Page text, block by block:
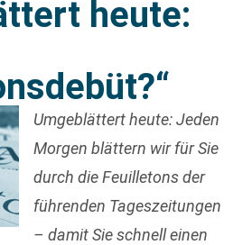
heute:
Umgeblättert heute: Jeden
Morgen blättern wir für Sie
durch die Feuilletons der
führenden Tageszeitungen
– damit Sie schnell einen